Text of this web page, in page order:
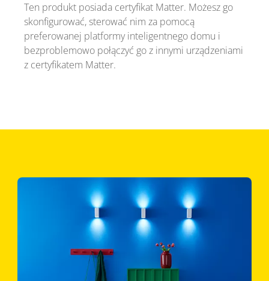
Ten produkt posiada certyfikat Matter. Możesz go
skonfigurować, sterować nim za pomocą
preferowanej platformy inteligentnego domu i
bezproblemowo połączyć go z innymi urządzeniami
z certyfikatem Matter.